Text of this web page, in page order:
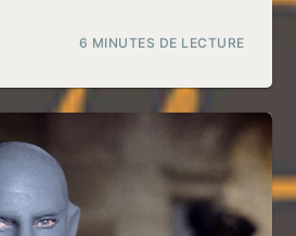
6 MINUTES DE LECTURE